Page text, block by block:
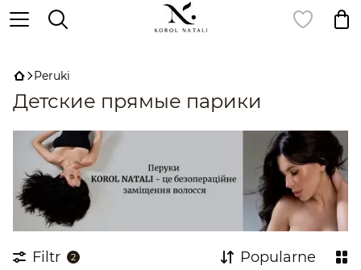
Peruki
Детские прямые парики
Filtr 2 Popularne